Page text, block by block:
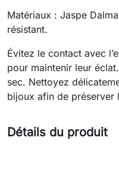
Matériaux : Jaspe
résistant.
Évitez le contact avec
pour maintenir leur
sec. Nettoyez
bijoux afin de préserver
Détails du produit